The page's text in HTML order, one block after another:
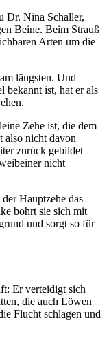
Dr. Nina Schaller,
Beine. Beim Strauß
Arten um die
längsten. Und
bekannt ist, hat er als
Zehe ist, die dem
also nicht davon
zurück gebildet
nicht
Hauptzehe das
bohrt sie sich mit
und sorgt so für
Er verteidigt sich
die auch Löwen
Flucht schlagen und